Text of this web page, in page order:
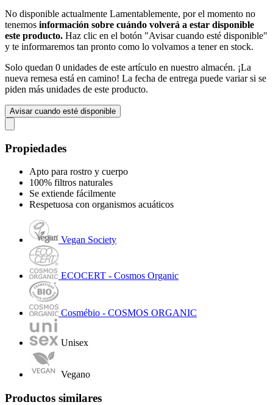
No disponible actualmente Lamentablemente, por el momento no
tenemos información sobre cuándo volverá a estar disponible
este producto. Haz clic en el botón "Avisar cuando esté disponible"
y te informaremos tan pronto como lo volvamos a tener en stock.
Solo quedan 0 unidades de este artículo en nuestro almacén. ¡La
nueva remesa está en camino! La fecha de entrega puede variar si se
piden más unidades de este producto.
Avisar cuando esté disponible
Propiedades
Apto para rostro y cuerpo
100% filtros naturales
Se extiende fácilmente
Respetuosa con organismos acuáticos
Vegan Society
ECOCERT - Cosmos Organic
Cosmébio - COSMOS ORGANIC
Unisex
Vegano
Productos similares